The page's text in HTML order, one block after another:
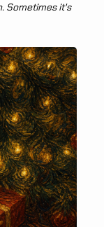
Sometimes it's